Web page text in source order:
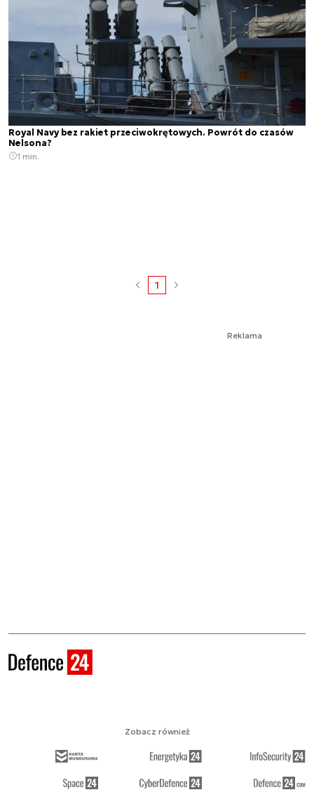
Royal Navy bez rakiet przeciwokrętowych. Powrót do czasów
Nelsona?
1 min.
1
Reklama
Zobacz również